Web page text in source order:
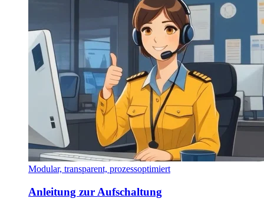
Modular, transparent, prozessoptimiert
Anleitung zur Aufschaltung